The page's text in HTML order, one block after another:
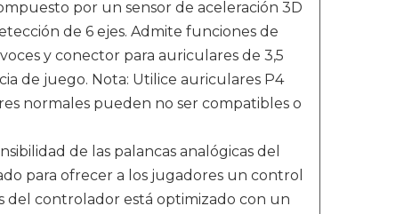
por un sensor de aceleración 3D
de 6 ejes. Admite funciones de
y conector para auriculares de 3,5
de juego. Nota: Utilice auriculares P4
normales pueden no ser compatibles o
de las palancas analógicas del
para ofrecer a los jugadores un control
del controlador está optimizado con un